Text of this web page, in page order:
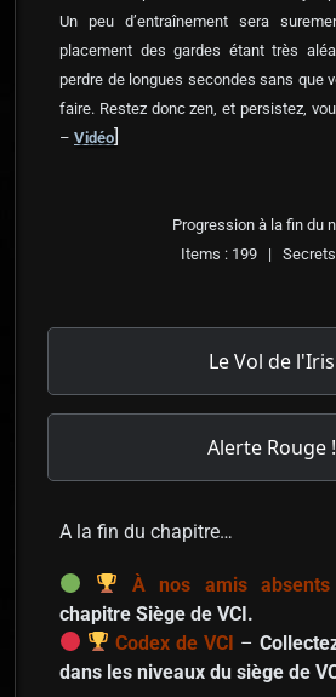
Le Vol de l'Iris
Alerte Rouge !
Un peu d’entraînement sera
placement des gardes étant très
perdre de longues secondes sans que
faire. Restez donc zen, et persistez,
– Vidéo]
Progression à la fin du
Items : 199 | Secrets
A la fin du chapitre…
À nos amis absents
chapitre Siège de VCI.
Codex de VCI –
dans les niveaux du siège de